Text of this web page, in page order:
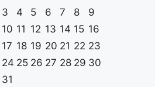
3
4 5 6 7 8
9
10 11 12 13 14 15 16
17 18 19 20 21 22 23
24 25 26 27 28 29 30
31